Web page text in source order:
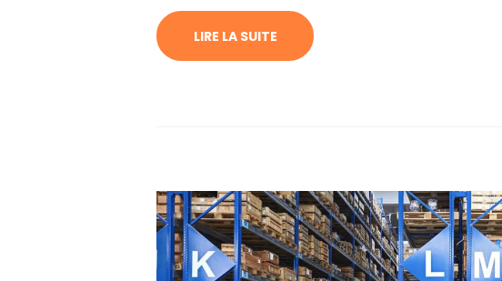
LIRE LA SUITE